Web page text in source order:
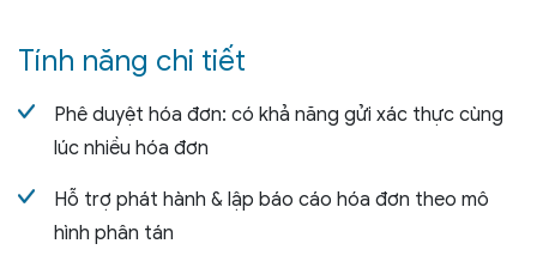
Tính năng chi tiết
Phê duyệt hóa đơn: có khả năng gửi xác thực cùng
lúc nhiều hóa đơn
Hỗ trợ phát hành & lập báo cáo hóa đơn theo mô
hình phân tán